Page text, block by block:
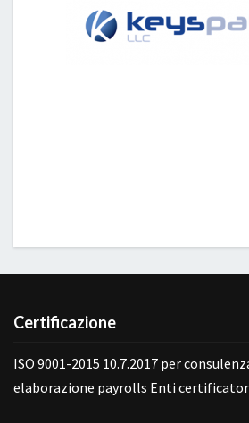
Certificazione
ISO 9001-2015 10.7.2017 per
elaborazione payrolls Enti certificatori